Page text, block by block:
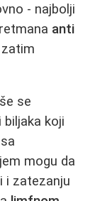
- najbolji
anti
se
koji
mogu da
i zatezanju